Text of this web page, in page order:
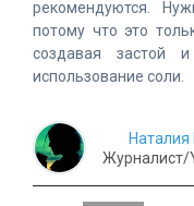
рекомендуются.
потому что это
создавая застой
использование соли.
Наталия
Журналист/